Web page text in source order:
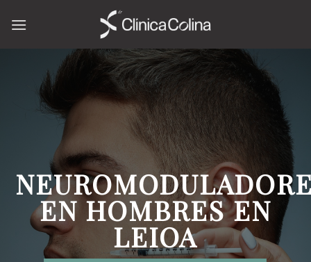
EN HOMBRES EN
LEIOA